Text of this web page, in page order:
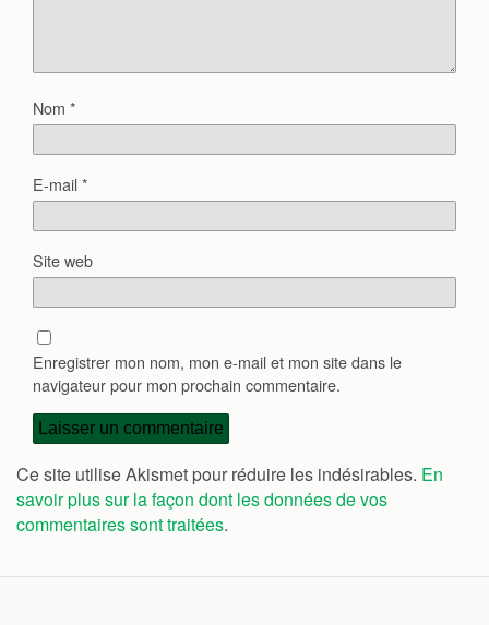
Nom *
E-mail*
Site web
Enregistrer mon nom, mon e-mail et mon site dans le
navigateur pour mon prochain commentaire.
Ce site utilise Akismet pour réduire les indésirables. En
savoir plus sur la façon dont les données de vos
commentaires sont traitées.